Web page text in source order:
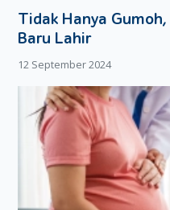
Tidak Hanya
Baru Lahir
12 September 2024